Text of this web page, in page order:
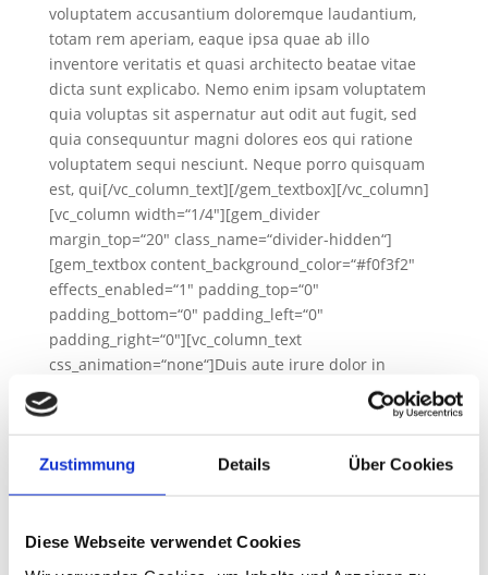
Zustimmung Details Über Cookies
Diese Webseite verwendet Cookies
voluptatem accusantium doloremque laudantium,
totam rem aperiam, eaque ipsa quae ab illo
inventore veritatis et quasi architecto beatae vitae
dicta sunt explicabo. Nemo enim ipsam voluptatem
quia voluptas sit aspernatur aut odit aut fugit, sed
quia consequuntur magni dolores eos qui ratione
voluptatem sequi nesciunt. Neque porro quisquam
est, qui[/vc_column_text][/gem_textbox][/vc_column]
[vc_column width=“1/4″][gem_divider
margin_top=“20″ class_name=“divider-hidden“]
[gem_textbox content_background_color=“#f0f3f2″
effects_enabled=“1″ padding_top=“0″
padding_bottom=“0″ padding_left=“0″
padding_right=“0″][vc_column_text
css_animation=“none“]Duis aute irure dolor in
reprehenderit in voluptate velit esse cillum dolore eu
fugiat nulla pariatur. Excepteur sint occaecat
cupidatat non proident, sunt in culpa qui officia
deserunt mollit anim id est laborum. Sed ut
perspiciatis unde omnis iste natus error sit
totam rem aperiam, eaque ipsa quae ab illo